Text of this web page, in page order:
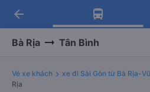
Tải app Vexere
Nhận ưu đãi thành
Tải app Vexere
-30k/ghế khi đặt vé
arrow_back
Bà Rịa Tân Bình
Vé xe khách xe đi Sài Gòn từ Bà Rịa-
Rịa